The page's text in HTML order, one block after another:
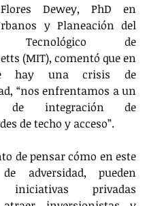
Dewey, PhD en
y Planeación del
Tecnológico de
(MIT), comentó que en
hay una crisis de
“nos enfrentamos a un
de integración de
de techo y acceso”.
de pensar cómo en este
adversidad, pueden
iniciativas privadas